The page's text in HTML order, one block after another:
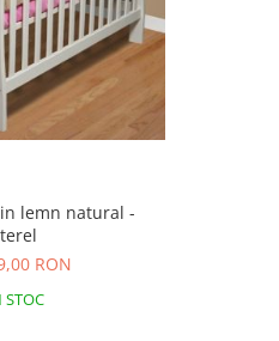
lemn natural -
RON
STOC